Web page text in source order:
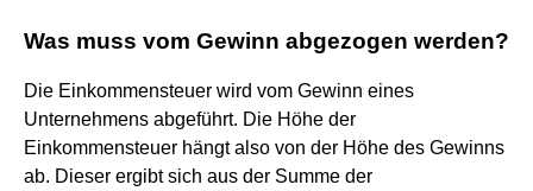
Was muss vom Gewinn abgezogen werden?
Die Einkommensteuer wird vom Gewinn eines
Unternehmens abgeführt. Die Höhe der
Einkommensteuer hängt also von der Höhe des Gewinns
ab. Dieser ergibt sich aus der Summe der